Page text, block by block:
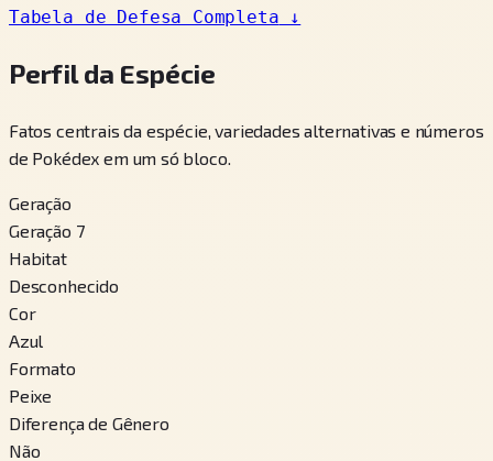
Tabela de Defesa Completa ↓
Perfil da Espécie
Fatos centrais da espécie, variedades alternativas e números
de Pokédex em um só bloco.
Geração
Geração 7
Habitat
Desconhecido
Cor
Azul
Formato
Peixe
Diferença de Gênero
Não